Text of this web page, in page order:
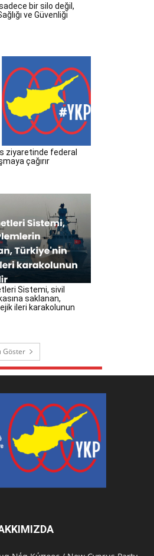
bir silo değil,
ve Güvenliği
ziyaretinde federal
çağırır
Sistemi, sivil
saklanan,
ileri karakolunun
Göster